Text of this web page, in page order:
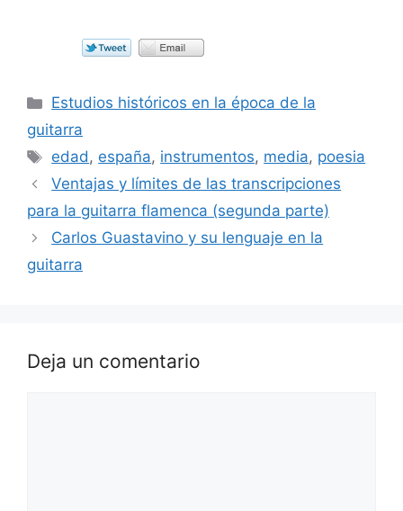
Categorías
Estudios históricos en la época de la
guitarra
Etiquetas
edad, españa, instrumentos, media, poesia
Ventajas y límites de las transcripciones
para la guitarra flamenca (segunda parte)
Carlos Guastavino y su lenguaje en la
guitarra
Deja un comentario